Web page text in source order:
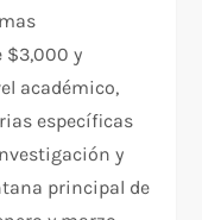
$3,000 y
académico,
específicas
y
principal de